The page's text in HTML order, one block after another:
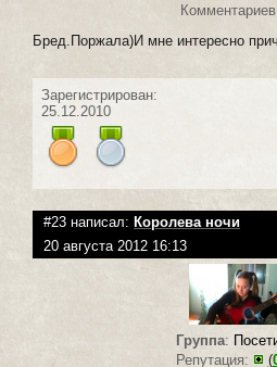
Бред.Поржала)И мне интересно
Зарегистрирован:
25.12.2010
#23 написал: Королева ночи
20 августа 2012 16:13
Группа:
Репутация:
(